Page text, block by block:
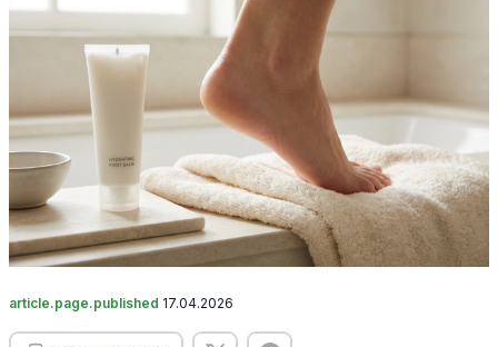
article.page.published 17.04.2026